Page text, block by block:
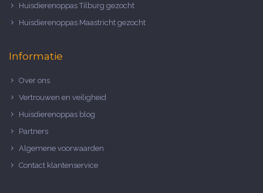
Huisdierenoppas Tilburg gezocht
Huisdierenoppas Maastricht gezocht
Informatie
Over ons
Vertrouwen en veiligheid
Huisdierenoppas blog
Partners
Algemene voorwaarden
Contact klantenservice